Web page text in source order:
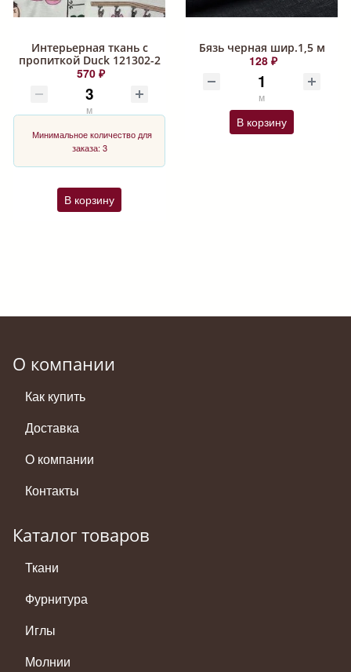
Интерьерная ткань с
пропиткой Duck 121302-2
570 ₽
м
Минимальное количество для
заказа: 3
В корзину
Бязь черная шир.1,5 м
128 ₽
м
В корзину
О компании
Как купить
Доставка
О компании
Контакты
Каталог товаров
Ткани
Фурнитура
Иглы
Молнии